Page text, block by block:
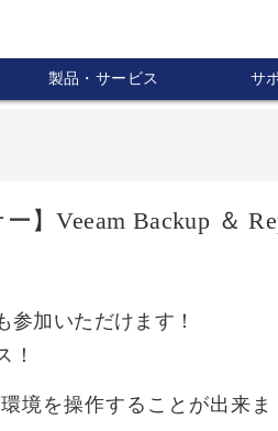
製品・サービス サ
】Veeam Backup ＆
加いただけます！
！
境を操作することが出来ま